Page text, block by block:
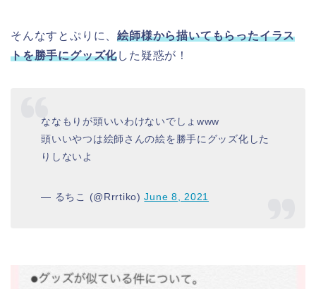
そんなすとぷりに、絵師様から描いてもらったイラス
トを勝手にグッズ化した疑惑が！
ななもりが頭いいわけないでしょwww
頭いいやつは絵師さんの絵を勝手にグッズ化した
りしないよ
— るちこ (@Rrrtiko)June 8, 2021